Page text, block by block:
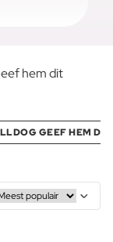
hem dit
GEEF HEM DIT